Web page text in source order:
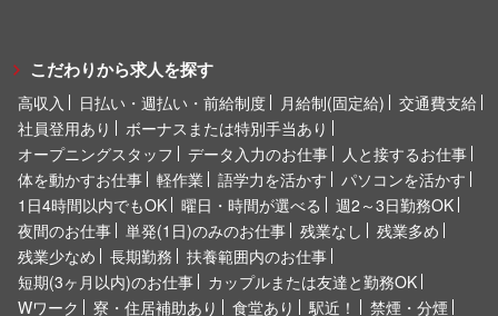
こだわりから求人を探す
高収入 日払い・週払い・前給制度 月給制(固定給)
交通費支給
社員登用あり
ボーナスまたは特別手当あり
オープニングスタッフ
データ入力のお仕事
人と接するお仕事
体を動かすお仕事
軽作業 語学力を活かす
パソコンを活かす
1日4時間以内でもOK
曜日・時間が選べる
週2～3日勤務OK
夜間のお仕事
単発(1日)のみのお仕事 残業なし
残業多め
残業少なめ
長期勤務
扶養範囲内のお仕事
短期(3ヶ月以内)のお仕事
カップルまたは友達と勤務OK
Wワーク
寮・住居補助あり 食堂あり 駅近！ 禁煙・分煙